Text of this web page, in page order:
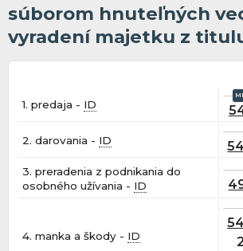
súborom hnuteľných
vyradení majetku z
1. predaja - ID
2. darovania - ID
3. preradenia z podnikania do
osobného užívania - ID
4. manka a škody - ID
2